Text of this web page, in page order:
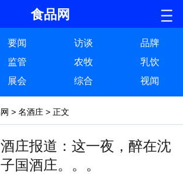
食品网
要闻 访谈
品牌
监管 农牧
乳饮
展会 综合 视闻
> 名酒庄 > 正文
庄报道：这一夜，醉在沈
子国酒庄。。。